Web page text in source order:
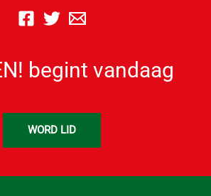
begint vandaag
WORD LID